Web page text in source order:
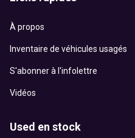
À propos
Inventaire de véhicules usagés
S'abonner à l'infolettre
Vidéos
Used en stock